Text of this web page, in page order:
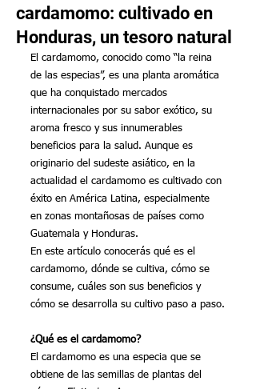
cardamomo: cultivado en
Honduras, un tesoro natural
El cardamomo, conocido como “la reina
de las especias”, es una planta aromática
que ha conquistado mercados
internacionales por su sabor exótico, su
aroma fresco y sus innumerables
beneficios para la salud. Aunque es
originario del sudeste asiático, en la
actualidad el cardamomo es cultivado con
éxito en América Latina, especialmente
en zonas montañosas de países como
Guatemala y Honduras.
En este artículo conocerás qué es el
cardamomo, dónde se cultiva, cómo se
consume, cuáles son sus beneficios y
cómo se desarrolla su cultivo paso a paso.
¿Qué es el cardamomo?
El cardamomo es una especia que se
obtiene de las semillas de plantas del